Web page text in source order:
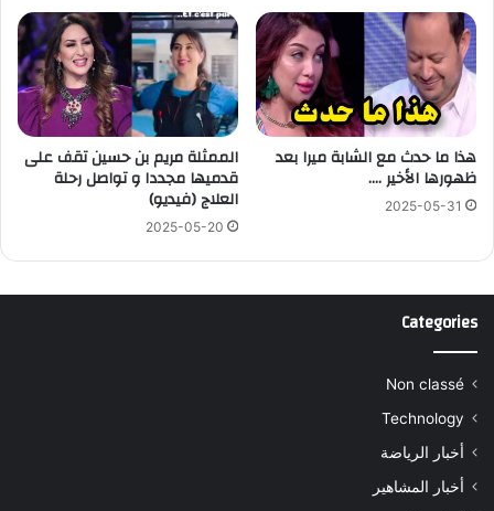
هذا ما حدث مع الشابة ميرا بعد
ظهورها الأخير ….
2025-05-31
الممثلة مريم بن حسين تقف على
قدميها مجددا و تواصل رحلة
العلاج (فيديو)
2025-05-20
Categories
Non classé
Technology
أخبار الرياضة
أخبار المشاهير